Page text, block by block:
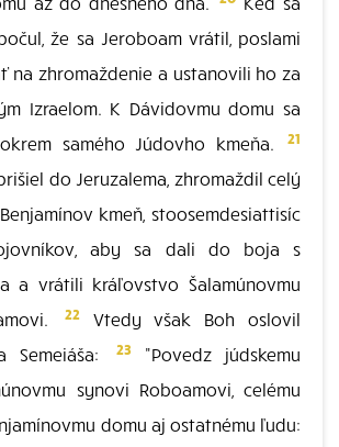
že sa Jeroboam vrátil, poslami
na zhromaždenie a ustanovili ho za
Izraelom. K Dávidovmu domu sa
samého Júdovho kmeňa.
21
do Jeruzalema, zhromaždil celý
kmeň, stoosemdesiattisíc
aby sa dali do boja s
a vrátili kráľovstvo Šalamúnovmu
22Vtedy však Boh oslovil
Semeiáša:
23"Povedz júdskemu
synovi Roboamovi, celému
domu aj ostatnému ľudu: